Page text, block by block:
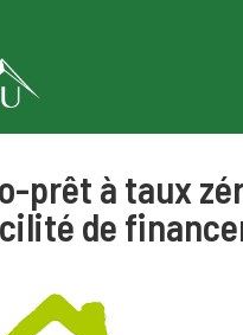
prêt à taux
de